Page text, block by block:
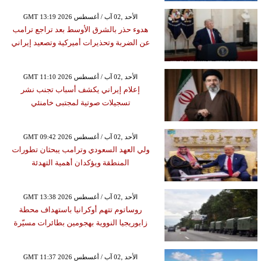
GMT 13:19 2026 الأحد ,02 آب / أغسطس
هدوء حذر بالشرق الأوسط بعد تراجع ترامب
عن الضربة وتحذيرات أميركية وتصعيد إيراني
GMT 11:10 2026 الأحد ,02 آب / أغسطس
إعلام إيراني يكشف أسباب تجنب نشر
تسجيلات صوتية لمجتبى خامنئي
GMT 09:42 2026 الأحد ,02 آب / أغسطس
ولي العهد السعودي وترامب يبحثان تطورات
المنطقة ويؤكدان أهمية التهدئة
GMT 13:38 2026 الأحد ,02 آب / أغسطس
روساتوم تتهم أوكرانيا باستهداف محطة
زابوريجيا النووية بهجومين بطائرات مسيّرة
GMT 11:37 2026 الأحد ,02 آب / أغسطس